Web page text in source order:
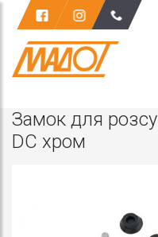
Замок для
DC хром